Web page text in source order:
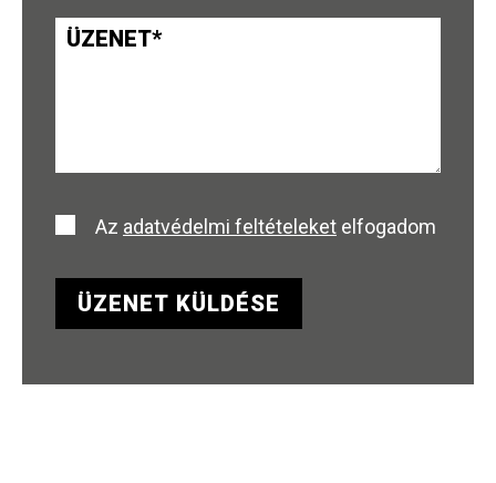
Az adatvédelmi feltételeket elfogadom
ÜZENET KÜLDÉSE